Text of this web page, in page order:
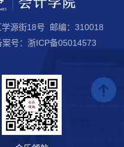
源街18号 邮编：310018
号：浙ICP备05014573